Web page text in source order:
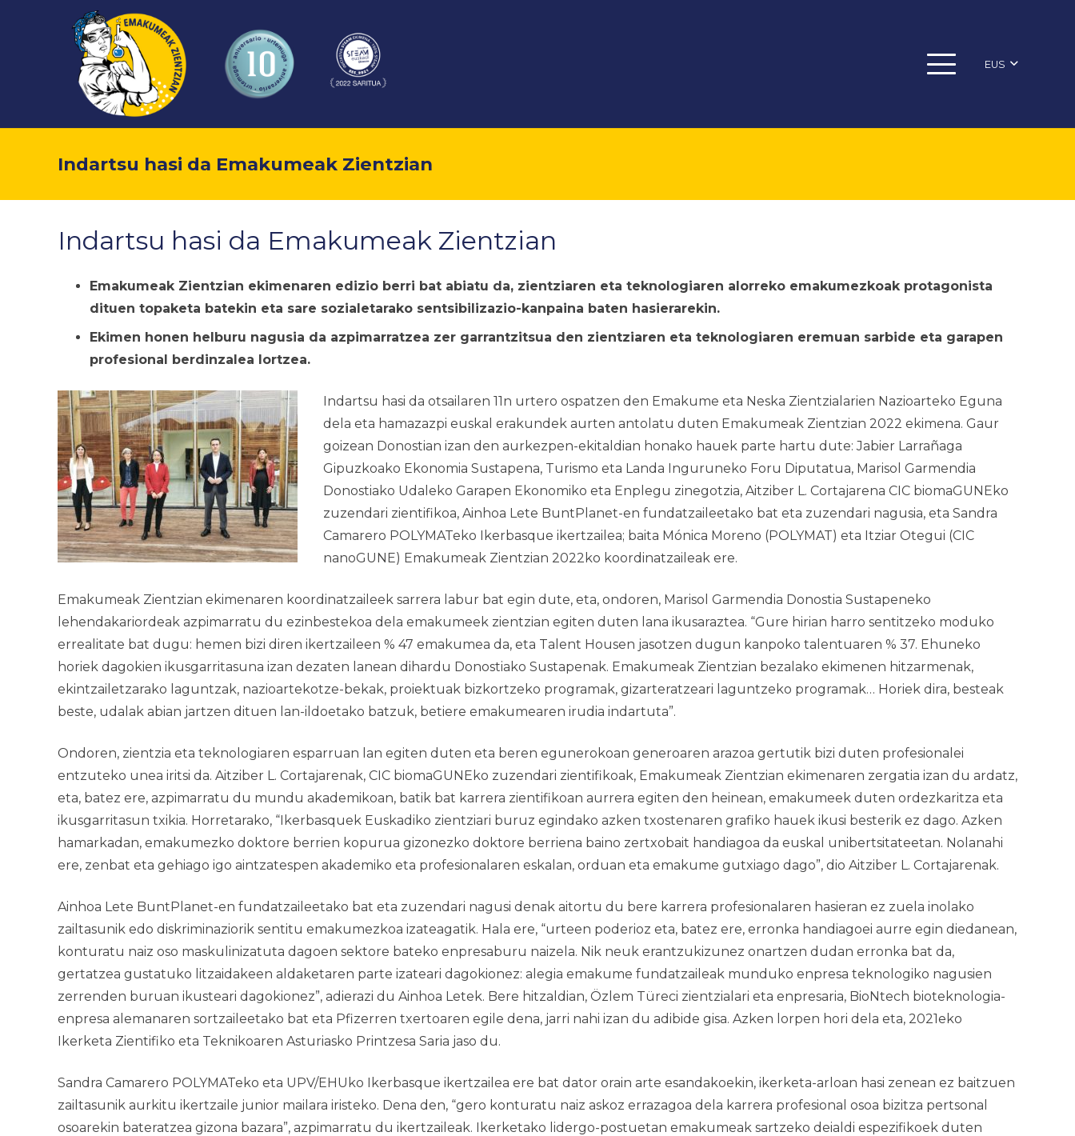
EUS
Indartsu hasi da Emakumeak Zientzian
Indartsu hasi da Emakumeak Zientzian
Emakumeak Zientzian ekimenaren edizio berri bat abiatu da, zientziaren eta teknologiaren alorreko emakumezkoak protagonista
dituen topaketa batekin eta sare sozialetarako sentsibilizazio-kanpaina baten hasierarekin.
Ekimen honen helburu nagusia da azpimarratzea zer garrantzitsua den zientziaren eta teknologiaren eremuan sarbide eta garapen
profesional berdinzalea lortzea.
Indartsu hasi da otsailaren 11n urtero ospatzen den Emakume eta Neska Zientzialarien Nazioarteko Eguna
dela eta hamazazpi euskal erakundek aurten antolatu duten Emakumeak Zientzian 2022 ekimena. Gaur
goizean Donostian izan den aurkezpen-ekitaldian honako hauek parte hartu dute: Jabier Larrañaga
Gipuzkoako Ekonomia Sustapena, Turismo eta Landa Inguruneko Foru Diputatua, Marisol Garmendia
Donostiako Udaleko Garapen Ekonomiko eta Enplegu zinegotzia, Aitziber L. Cortajarena CIC biomaGUNEko
zuzendari zientifikoa, Ainhoa Lete BuntPlanet-en fundatzaileetako bat eta zuzendari nagusia, eta Sandra
Camarero POLYMATeko Ikerbasque ikertzailea; baita Mónica Moreno (POLYMAT) eta Itziar Otegui (CIC
nanoGUNE) Emakumeak Zientzian 2022 ko koordinatzaileak ere.
Emakumeak Zientzian ekimenaren koordinatzaileek sarrera labur bat egin dute, eta, ondoren, Marisol Garmendia Donostia Sustapeneko
lehendakariordeak azpimarratu du ezinbestekoa dela emakumeek zientzian egiten duten lana ikusaraztea. “Gure hirian harro sentitzeko moduko
errealitate bat dugu: hemen bizi diren ikertzaileen % 47 emakumea da, eta Talent Housen jasotzen dugun kanpoko talentuaren % 37. Ehuneko
horiek dagokien ikusgarritasuna izan dezaten lanean dihardu Donostiako Sustapenak. Emakumeak Zientzian bezalako ekimenen hitzarmenak,
ekintzailetzarako laguntzak, nazioartekotze-bekak, proiektuak bizkortzeko programak, gizarteratzeari laguntzeko programak… Horiek dira, besteak
beste, udalak abian jartzen dituen lan-ildoetako batzuk, betiere emakumearen irudia indartuta”.
Ondoren, zientzia eta teknologiaren esparruan lan egiten duten eta beren egunerokoan generoaren arazoa gertutik bizi duten profesionalei
entzuteko unea iritsi da. Aitziber L. Cortajarenak, CIC biomaGUNEko zuzendari zientifikoak, Emakumeak Zientzian ekimenaren zergatia izan du ardatz,
eta, batez ere, azpimarratu du mundu akademikoan, batik bat karrera zientifikoan aurrera egiten den heinean, emakumeek duten ordezkaritza eta
ikusgarritasun txikia. Horretarako, “Ikerbasquek Euskadiko zientziari buruz egindako azken txostenaren grafiko hauek ikusi besterik ez dago. Azken
hamarkadan, emakumezko doktore berrien kopurua gizonezko doktore berriena baino zertxobait handiagoa da euskal unibertsitateetan. Nolanahi
ere, zenbat eta gehiago igo aintzatespen akademiko eta profesionalaren eskalan, orduan eta emakume gutxiago dago”, dio Aitziber L. Cortajarenak.
Ainhoa Lete BuntPlanet-en fundatzaileetako bat eta zuzendari nagusi denak aitortu du bere karrera profesionalaren hasieran ez zuela inolako
zailtasunik edo diskriminaziorik sentitu emakumezkoa izateagatik. Hala ere, “urteen poderioz eta, batez ere, erronka handiagoei aurre egin diedanean,
konturatu naiz oso maskulinizatuta dagoen sektore bateko enpresaburu naizela. Nik neuk erantzukizunez onartzen dudan erronka bat da,
gertatzea gustatuko litzaidakeen aldaketaren parte izateari dagokionez: alegia emakume fundatzaileak munduko enpresa teknologiko nagusien
zerrenden buruan ikusteari dagokionez”, adierazi du Ainhoa Letek. Bere hitzaldian, Özlem Türeci zientzialari eta enpresaria, BioNtech bioteknologia-
enpresa alemanaren sortzaileetako bat eta Pfizerren txertoaren egile dena, jarri nahi izan du adibide gisa. Azken lorpen hori dela eta, 2021eko
Ikerketa Zientifiko eta Teknikoaren Asturiasko Printzesa Saria jaso du.
Sandra Camarero POLYMATeko eta UPV/EHUko Ikerbasque ikertzailea ere bat dator orain arte esandakoekin, ikerketa-arloan hasi zenean ez baitzuen
zailtasunik aurkitu ikertzaile junior mailara iristeko. Dena den, “gero konturatu naiz askoz errazagoa dela karrera profesional osoa bizitza pertsonal
osoarekin bateratzea gizona bazara”, azpimarratu du ikertzaileak. Ikerketako lidergo-postuetan emakumeak sartzeko deialdi espezifikoek duten